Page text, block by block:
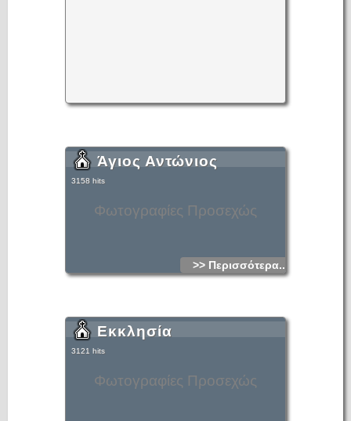
Φωτογραφίες Προσεχώς
Άγιος Αντώνιος
3158 hits
>> Περισσότερα...
Φωτογραφίες Προσεχώς
Εκκλησία
3121 hits